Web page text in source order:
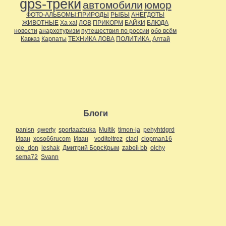
gps-треки автомобили юмор
ФОТО-АЛЬБОМЫ:ПРИРОДЫ РЫБЫ АНЕГДОТЫ
ЖИВОТНЫЕ Ха ха! ЛОВ ПРИКОРМ БАЙКИ БЛЮДА
новости анархотуризм путешествия по россии обо всём
Кавказ Карпаты ТЕХНИКА ЛОВА ПОЛИТИКА. Алтай
Блоги
panisn qwerty sportaazbuka Multik timon-ja pehyhtdgrd
Иван xoso66rucom Иван voditeltrez ctaci clopman16
ole_don leshak Дмитрий БорсКрым zabeii bb olchy
sema72 Svann